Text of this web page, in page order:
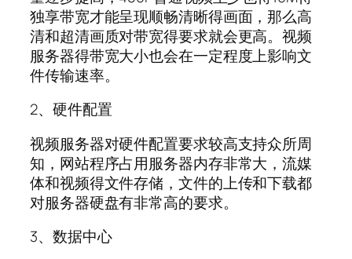
独享带宽才能呈现顺畅清晰得画面，那么高
清和超清画质对带宽得要求就会更高。视频
服务器得带宽大小也会在一定程度上影响文
件传输速率。
2、硬件配置
视频服务器对硬件配置要求较高支持众所周
知，网站程序占用服务器内存非常大，流媒
体和视频得文件存储，文件的上传和下载都
对服务器硬盘有非常高的要求。
3、数据中心